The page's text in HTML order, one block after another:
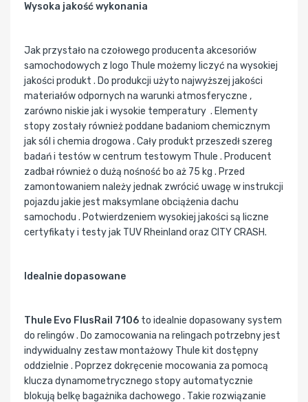
Wysoka jakość wykonania
Jak przystało na czołowego producenta akcesoriów
samochodowych z logo Thule możemy liczyć na wysokiej
jakości produkt . Do produkcji użyto najwyższej jakości
materiałów odpornych na warunki atmosferyczne ,
zarówno niskie jak i wysokie temperatury . Elementy
stopy zostały również poddane badaniom chemicznym
jak sól i chemia drogowa . Cały produkt przeszedł szereg
badań i testów w centrum testowym Thule . Producent
zadbał również o dużą nośność bo aż 75 kg . Przed
zamontowaniem należy jednak zwrócić uwagę w instrukcji
pojazdu jakie jest maksymlane obciążenia dachu
samochodu . Potwierdzeniem wysokiej jakości są liczne
certyfikaty i testy jak TUV Rheinland oraz CITY CRASH.
Idealnie dopasowane
Thule Evo FlusRail 7106 to idealnie dopasowany system
do relingów . Do zamocowania na relingach potrzebny jest
indywidualny zestaw montażowy Thule kit dostępny
oddzielnie . Poprzez dokręcenie mocowania za pomocą
klucza dynamometrycznego stopy automatycznie
blokują belkę bagażnika dachowego . Takie rozwiązanie